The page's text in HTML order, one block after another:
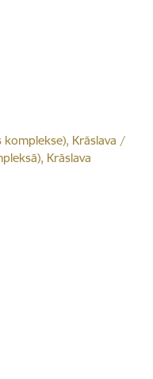
komplekse), Krāslava /
Krāslava